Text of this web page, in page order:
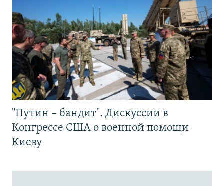
"Путин – бандит". Дискуссии в
Конгрессе США о военной помощи
Киеву